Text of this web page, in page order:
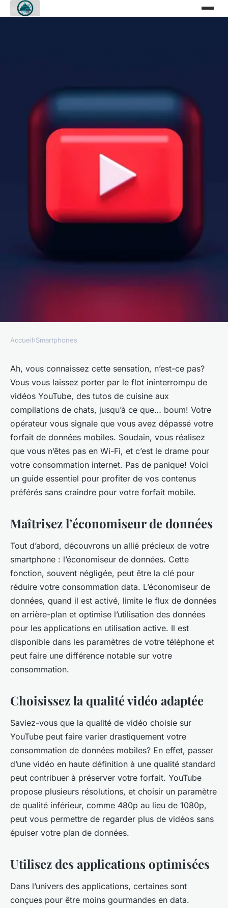
SMARTPHONES
Quelles méthodes pour
réduire la consommation de
données mobiles en regardant
des vidéos YouTube sur votre
smartphone?
armelle•28 décembre 2023•3 min de lecture
Accueil›Smartphones
Ah, vous connaissez cette sensation, n’est-ce pas?
Vous vous laissez porter par le flot ininterrompu de
vidéos YouTube, des tutos de cuisine aux
compilations de chats, jusqu’à ce que… boum! Votre
opérateur vous signale que vous avez dépassé votre
forfait de données mobiles. Soudain, vous réalisez
que vous n’êtes pas en Wi-Fi, et c’est le drame pour
votre consommation internet. Pas de panique! Voici
un guide essentiel pour profiter de vos contenus
préférés sans craindre pour votre forfait mobile.
Maîtrisez l’économiseur de données
Tout d’abord, découvrons un allié précieux de votre
smartphone : l’économiseur de données. Cette
fonction, souvent négligée, peut être la clé pour
réduire votre consommation data. L’économiseur de
données, quand il est activé, limite le flux de données
en arrière-plan et optimise l’utilisation des données
pour les applications en utilisation active. Il est
disponible dans les paramètres de votre téléphone et
peut faire une différence notable sur votre
consommation.
Choisissez la qualité vidéo adaptée
Saviez-vous que la qualité de vidéo choisie sur
YouTube peut faire varier drastiquement votre
consommation de données mobiles? En effet, passer
d’une vidéo en haute définition à une qualité standard
peut contribuer à préserver votre forfait. YouTube
propose plusieurs résolutions, et choisir un paramètre
de qualité inférieur, comme 480p au lieu de 1080p,
peut vous permettre de regarder plus de vidéos sans
épuiser votre plan de données.
Utilisez des applications optimisées
Dans l’univers des applications, certaines sont
conçues pour être moins gourmandes en data.